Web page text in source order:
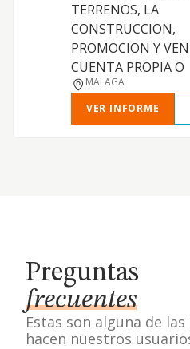
TERRENOS, LA
CONSTRUCCION,
PROMOCION Y
CUENTA PROPIA O
MALAGA
VER INFORME
Preguntas
frecuentes
Estas son alguna de
hacen nuestros